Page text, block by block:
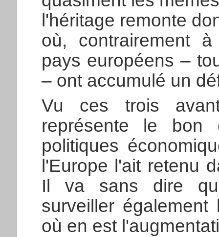
l'héritage remonte
où, contrairement
pays européens –
– ont accumulé un
Vu ces trois
représente le bon
politiques
l'Europe l'ait retenu
Il va sans dire
surveiller
où en est